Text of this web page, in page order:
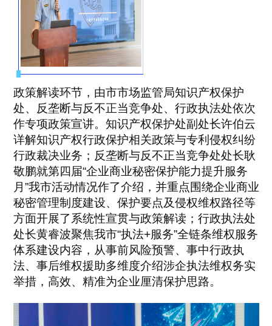
政策解读环节，由市市场监管局知识产权保护
处、反垄断与反不正当竞争处、行政执法处依次
作专项政策宣讲。知识产权保护处副处长许伯云
详解知识产权行政保护相关政策与专利侵权纠纷
行政裁决业务；反垄断与反不正当竞争处处长耿
敬鹏就第四届“企业商业秘密保护能力提升服务
月”我市活动情况作了介绍，并重点围绕企业商业
秘密管理制度建设、保护要点及侵权维权路径等
方面开展了系统性宣贯与政策解读；行政执法处
处长黄睿波聚焦我市“执法+服务”全链条维权服务
体系建设内容，从事前风险预警、事中行政执
法、事后维权援助多维度介绍涉企执法维权务实
举措，高效、精准为企业厘清保护思路。